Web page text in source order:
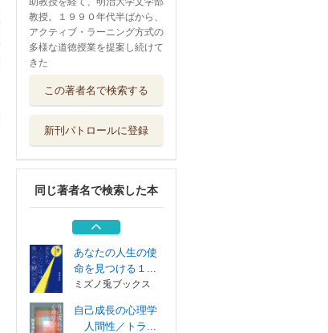
教授。１９９０年代半ばから、
アクティブ・ラーニング方式の
多様な道徳授業を提案し続けて
きた
この著者名で検索する
新刊パトロールに登録
同じ著者名で検索した本
める「対話」 ...
ＥＡМＡ道徳 多
明治図書出版
フランクル初期論
集１９２３－１...
ミネルヴァ書房
あなたの人生の使
命を見つける１...
ミズノ兎ブックス
自己成長の心理学
人間性／トラ...